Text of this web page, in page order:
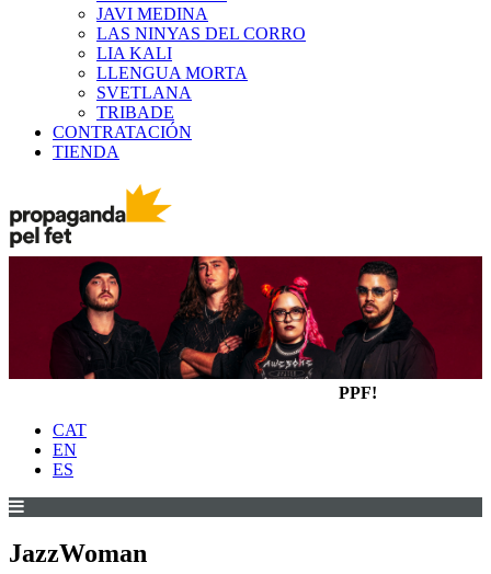
JAVI MEDINA
LAS NINYAS DEL CORRO
LIA KALI
LLENGUA MORTA
SVETLANA
TRIBADE
CONTRATACIÓN
TIENDA
PPF!
CAT
EN
ES
JazzWoman